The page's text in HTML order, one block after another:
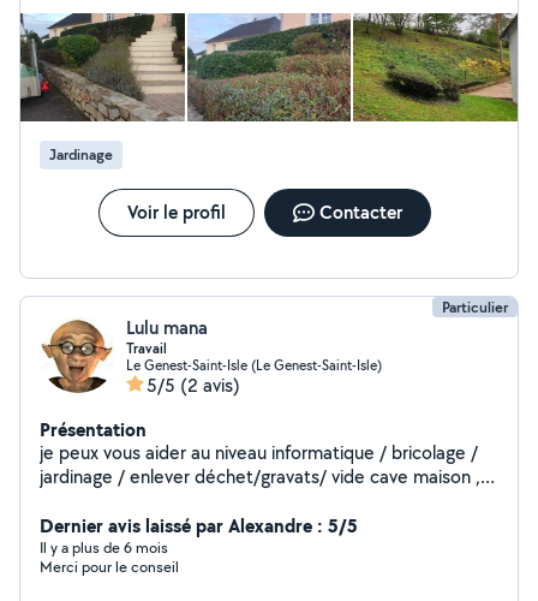
palette d'activités, je suis donc ouvert à toutes
propositions HABILITATION AVANCE IMMEDIATE
CREDIT D'IMPOT GRACE A L'AVANCE IMMEDIATE VOUS
REGLEZ LA MOITIE DE LA FACTURE . Cordialement
Jardinage
Voir le profil Contacter
Particulier
Lulu mana
Travail
Le Genest-Saint-Isle (Le Genest-Saint-Isle)
5/5 (2 avis)
Présentation
je peux vous aider au niveau informatique / bricolage /
jardinage / enlever déchet/gravats/ vide cave maison ,
Dernier avis laissé par Alexandre : 5/5
Il y a plus de 6 mois
Merci pour le conseil